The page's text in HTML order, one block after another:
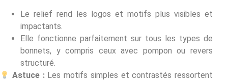
Le relief rend les logos et motifs plus visibles et
impactants.
Elle fonctionne parfaitement sur tous les types de
bonnets, y compris ceux avec pompon ou revers
structuré.
Astuce :Les motifs simples et contrastés ressortent